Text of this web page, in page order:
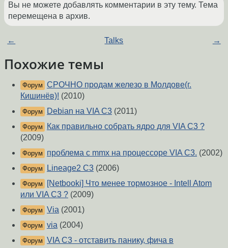
Вы не можете добавлять комментарии в эту тему. Тема
перемещена в архив.
← Talks →
Похожие темы
Форум СРОЧНО продам железо в Молдове(г.
Кишинёв)! (2010)
Форум Debian на VIA C3 (2011)
Форум
Как правильно собрать ядро для VIA C3 ?
(2009)
Форум проблема с mmx на процессоре VIA C3. (2002)
Форум Lineage2 C3 (2006)
Форум
[Netbooki] Что менее тормозное - Intell Atom
или VIA C3 ? (2009)
Форум Via (2001)
Форум via (2004)
Форум VIA C3 - отставить панику, фича в